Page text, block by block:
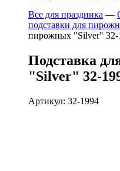
Все для праздника —
подставки для
пирожных "Silver" 32-
Подставка
"Silver" 32-
Артикул: 32-1994